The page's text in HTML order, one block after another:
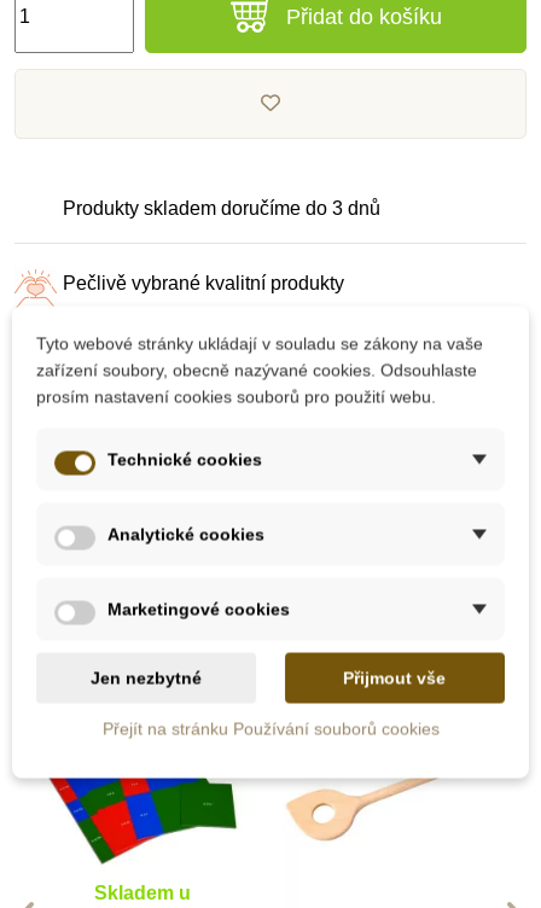
Přidat do košíku
Produkty skladem doručíme do 3 dnů
Pečlivě vybrané kvalitní produkty
Dárek k nákupu nad 2000 Kč
10 dalších produktů ve stejné
kategorii:
Skladem u
Tyto webové stránky ukládají v souladu se zákony na vaše
zařízení soubory, obecně nazývané cookies. Odsouhlaste
prosím nastavení cookies souborů pro použití webu.
Technické cookies
Analytické cookies
Marketingové cookies
Jen nezbytné Přijmout vše
Přejít na stránku Používání souborů cookies